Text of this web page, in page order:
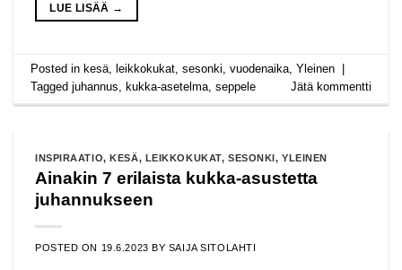
LUE LISÄÄ →
Posted in kesä leikkokukat ,sesonki ,vuodenaika ,Yleinen
Taggedjuhannus kukka-asetelma ,seppele Jätä kommentti
INSPIRAATIO,KESÄ, LEIKKOKUKAT, SESONKI,YLEINEN
Ainakin 7 erilaista kukka-asustetta
juhannukseen
POSTED ON 19.6.2023 BY SAIJA SITOLAHTI